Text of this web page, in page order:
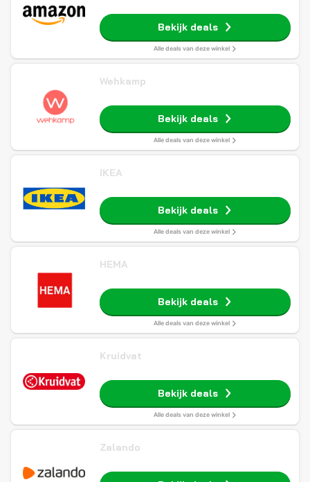
Bekijk deals
Alle deals van deze winkel
Wehkamp
Bekijk deals
Alle deals van deze winkel
IKEA
Bekijk deals
Alle deals van deze winkel
HEMA
Bekijk deals
Alle deals van deze winkel
Kruidvat
Bekijk deals
Alle deals van deze winkel
Zalando